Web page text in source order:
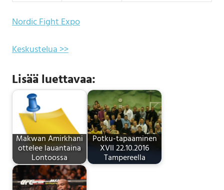
Nordic Fight Expo
Keskustelua >>
Lisää luettavaa:
Makwan Amirkhani
ottelee lauantaina
Lontoossa
Potku-tapaaminen
XVII 22.10.2016
Tampereella